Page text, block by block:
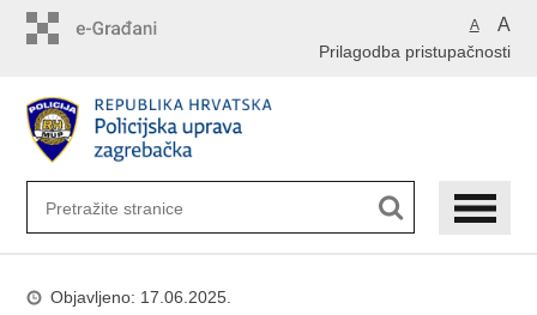
A A
Prilagodba pristupačnosti
Objavljeno: 17.06.2025.